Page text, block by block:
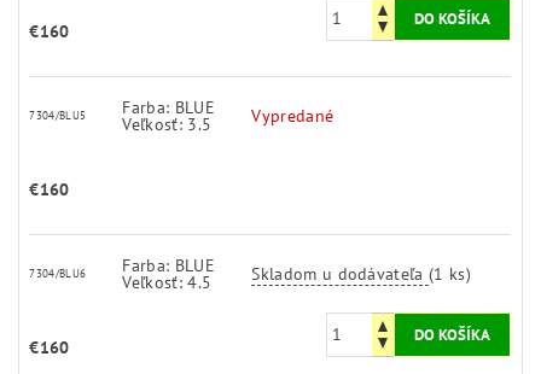
€160
7304/BLU5 Farba: BLUE
Veľkosť: 3.5 Vypredané
€160
7304/BLU6 Farba: BLUE
Veľkosť: 4.5 Skladom u dodávateľa(1 ks)
€160